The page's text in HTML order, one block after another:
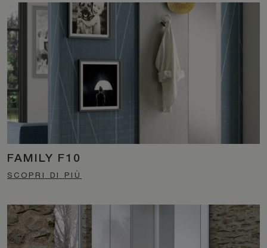
FAMILY F10
SCOPRI DI PIÙ